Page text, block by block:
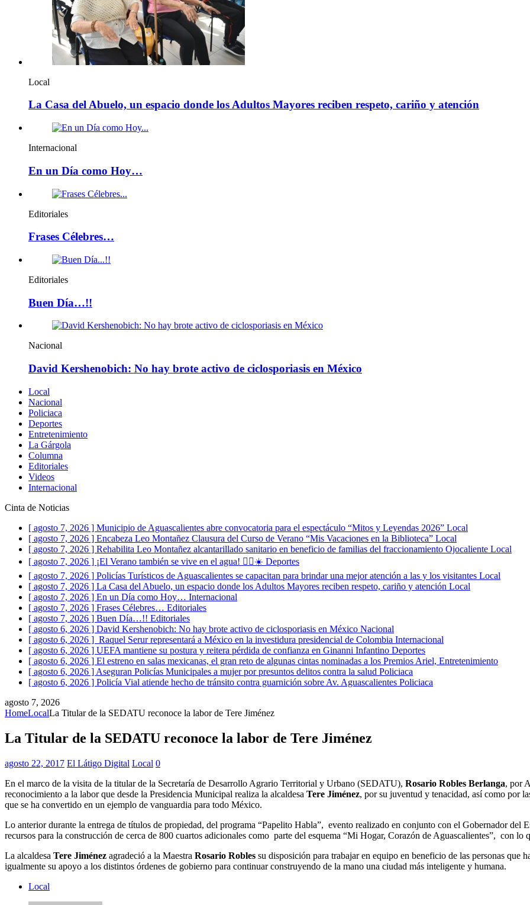
Local
La Casa del Abuelo, un espacio donde los Adultos Mayores reciben respeto, cariño y atención
Internacional
En un Día como Hoy…
Editoriales
Frases Célebres…
Editoriales
Buen Día…!!
Nacional
David Kershenobich: No hay brote activo de ciclosporiasis en México
Local
Nacional
Policiaca
Deportes
Entretenimiento
La Gárgola
Columna
Editoriales
Videos
Internacional
Cinta de Noticias
[ agosto 7, 2026 ] Municipio de Aguascalientes abre convocatoria para el espectáculo “Mitos y Leyendas 2026” Local
[ agosto 7, 2026 ] Encabeza Leo Montañez Clausura del Curso de Verano “Mis Vacaciones en la Biblioteca” Local
[ agosto 7, 2026 ] Rehabilita Leo Montañez alcantarillado sanitario en beneficio de familias del fraccionamiento Ojocaliente Local
[ agosto 7, 2026 ] ¡El Verano también se vive en el agua! 🏊‍♀️☀️ Deportes
[ agosto 7, 2026 ] Policías Turísticos de Aguascalientes se capacitan para brindar una mejor atención a las y los visitantes Local
[ agosto 7, 2026 ] La Casa del Abuelo, un espacio donde los Adultos Mayores reciben respeto, cariño y atención Local
[ agosto 7, 2026 ] En un Día como Hoy… Internacional
[ agosto 7, 2026 ] Frases Célebres… Editoriales
[ agosto 7, 2026 ] Buen Día…!! Editoriales
[ agosto 6, 2026 ] David Kershenobich: No hay brote activo de ciclosporiasis en México Nacional
[ agosto 6, 2026 ] Raquel Serur representará a México en la investidura presidencial de Colombia Internacional
[ agosto 6, 2026 ] UEFA mantiene su postura y reitera pérdida de confianza en Ginanni Infantino Deportes
[ agosto 6, 2026 ] El estreno en salas mexicanas, el gran reto de algunas cintas nominadas a los Premios Ariel, Entretenimiento
[ agosto 6, 2026 ] Aseguran Policías Municipales a mujer por presuntos delitos contra la salud Policiaca
[ agosto 6, 2026 ] Policía Vial atiende hecho de tránsito contra guarnición sobre Av. Aguascalientes Policiaca
agosto 7, 2026
HomeLocalLa Titular de la SEDATU reconoce la labor de Tere Jiménez
La Titular de la SEDATU reconoce la labor de Tere Jiménez
agosto 22, 2017 El Látigo Digital Local 0
En el marco de la visita de la titular de la Secretaría de Desarrollo Agrario Territorial y Urbano (SEDATU), Rosario Robles Berlanga, por
reconocimiento a la labor que desde la Presidencia Municipal realiza la alcaldesa Tere Jiménez, por su juventud y tenacidad, así como por
que se ha convertido en un ejemplo de vanguardia para todo México.
Lo anterior durante la entrega de títulos de propiedad, del programa “Papelito Habla”, evento realizado en conjunto con el Gobernador del
recursos para la construcción de cerca de 800 cuartos adicionales como parte del esquema “Mi Hogar, Corazón de Aguascalientes”, con
La alcaldesa Tere Jiménez agradeció a la Maestra Rosario Robles su disposición para trabajar en equipo en beneficio de las personas que
igualmente su apoyo a los distintos órdenes de gobierno para continuar construyendo de la mano una ciudad más inteligente y humana.
Local